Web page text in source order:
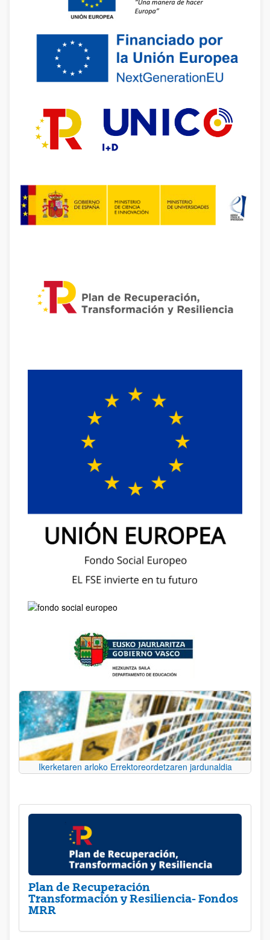
Ikerketaren arloko Errektoreordetzaren jardunaldia
Plan de Recuperación
Transformación y Resiliencia- Fondos
MRR